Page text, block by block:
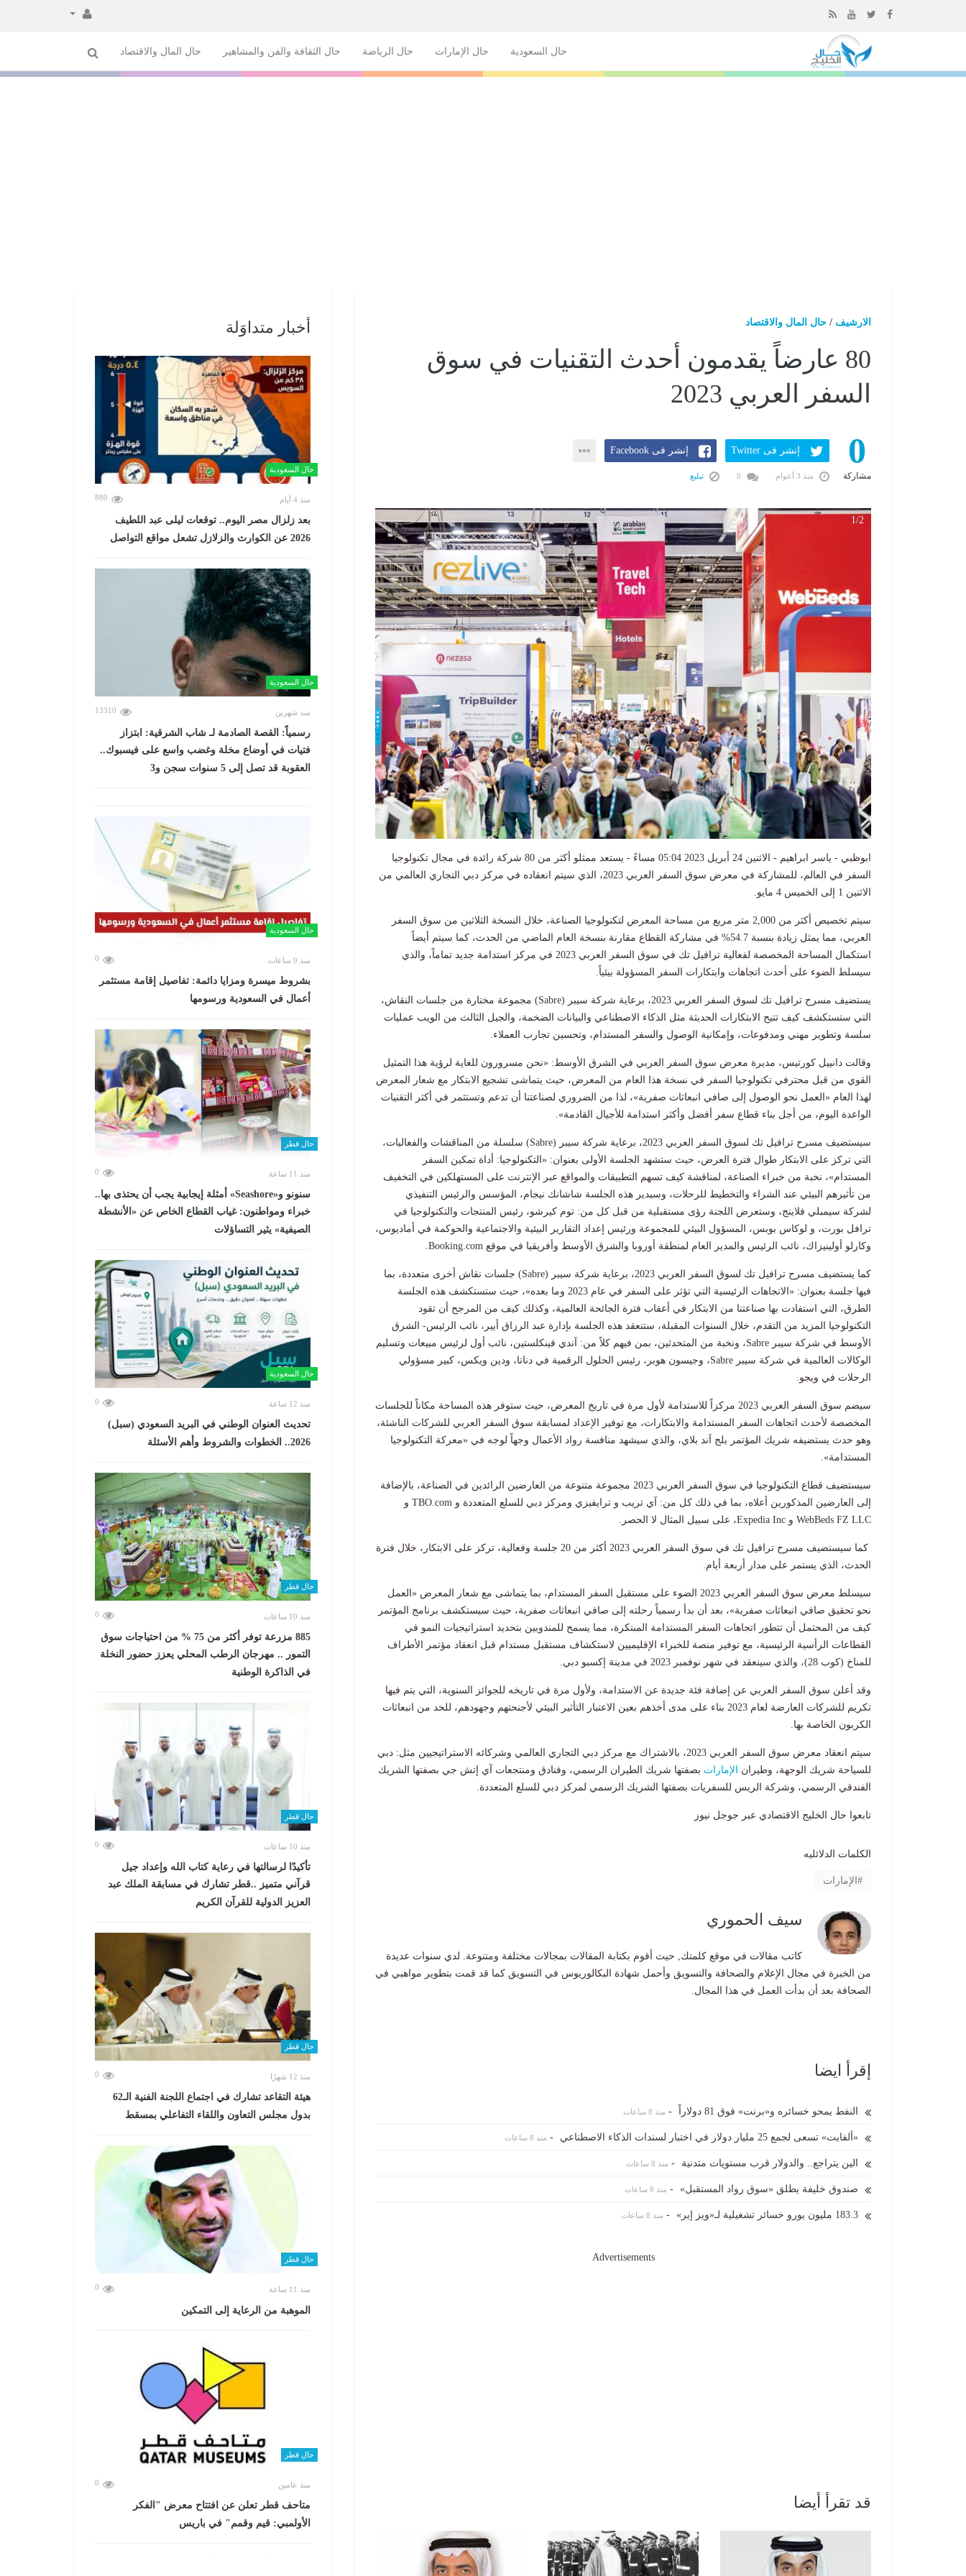
المحتوى
حال السعودية حال الإمارات حال الرياضة حال الثقافة والفن والمشاهير حال المال والاقتصاد
الارشيف / حال المال والاقتصاد
80 عارضاً يقدمون أحدث التقنيات في سوق
السفر العربي 2023
0
مشاركة
إنشر فى Twitter إنشر فى Facebook
منذ 3 أعوام تبليغ
1/2
ابوظبي - ياسر ابراهيم - الاثنين 24 أبريل 2023 05:04 مساءً - يستعد ممثلو أكثر من 80 شركة رائدة في مجال تكنولوجيا
السفر في العالم، للمشاركة في معرض سوق السفر العربي 2023، الذي سيتم انعقاده في مركز دبي التجاري العالمي من
الاثنين 1 إلى الخميس 4 مايو
.
سيتم تخصيص أكثر من 2,000 متر مربع من مساحة المعرض لتكنولوجيا الصناعة، خلال النسخة الثلاثين من سوق السفر
العربي، مما يمثل زيادة بنسبة 54.7% في مشاركة القطاع مقارنة بنسخة العام الماضي من الحدث، كما سيتم أيضاً
استكمال المساحة المخصصة لفعالية ترافيل تك في سوق السفر العربي 2023 في مركز استدامة جديد تماماً، والذي
سيسلط الضوء على أحدث اتجاهات وابتكارات السفر المسؤولة بيئياً.
يستضيف مسرح ترافيل تك لسوق السفر العربي 2023، برعاية شركة سيبر (Sabre)
مجموعة مختارة من جلسات النقاش،
التي ستستكشف كيف تتيح الابتكارات الحديثة مثل الذكاء الاصطناعي والبيانات الضخمة، والجيل الثالث من الويب عمليات
سلسة وتطوير مهني ومدفوعات، وإمكانية الوصول والسفر المستدام، وتحسين تجارب العملاء.
وقالت دانييل كورتيس، مديرة معرض سوق السفر العربي في الشرق الأوسط: «نحن مسرورون للغاية لرؤية هذا التمثيل
القوي من قبل محترفي تكنولوجيا السفر في نسخة هذا العام من المعرض، حيث يتماشى تشجيع الابتكار مع شعار المعرض
لهذا العام «العمل نحو الوصول إلى صافي انبعاثات صفرية»، لذا من الضروري لصناعتنا أن تدعم وتستثمر في أكثر التقنيات
الواعدة اليوم، من أجل بناء قطاع سفر أفضل وأكثر استدامة للأجيال القادمة».
سيستضيف مسرح ترافيل تك لسوق السفر العربي 2023، برعاية شركة سيبر (Sabre)
سلسلة من المناقشات والفعاليات،
التي تركز على الابتكار طوال فترة العرض، حيث ستشهد الجلسة الأولى بعنوان: «التكنولوجيا: أداة تمكين السفر
المستدام»، نخبة من خبراء الصناعة، لمناقشة كيف تسهم التطبيقات والمواقع عبر الإنترنت على المستهلكين في التخفيف
من تأثيرهم البيئي عند الشراء والتخطيط للرحلات، وسيدير هذه الجلسة شاشانك نيجام، المؤسس والرئيس التنفيذي
لشركة سيمبلي فلاينج، وستعرض اللجنة رؤى مستقبلية من قبل كل من: توم كيرشو، رئيس المنتجات والتكنولوجيا في
ترافل بورت، و لوكاس بوبس، المسؤول البيئي للمجموعة ورئيس إعداد التقارير البيئية والاجتماعية والحوكمة في أماديوس،
وكارلو أولينيزاك، نائب الرئيس والمدير العام لمنطقة أوروبا والشرق الأوسط وأفريقيا في موقع Booking.com.
كما يستضيف مسرح ترافيل تك لسوق السفر العربي 2023، برعاية شركة سيبر (Sabre)
جلسات نقاش أخرى متعددة، بما
فيها جلسة بعنوان: «الاتجاهات الرئيسية التي تؤثر على السفر في عام 2023 وما بعده»، حيث ستستكشف هذه الجلسة
الطرق، التي استفادت بها صناعتنا من الابتكار في أعقاب فترة الجائحة العالمية، وكذلك كيف من المرجح أن تقود
التكنولوجيا المزيد من التقدم، خلال السنوات المقبلة، ستنعقد هذه الجلسة بإدارة عبد الرزاق أيير، نائب الرئيس- الشرق
الأوسط في شركة سيبر Sabre، ونخبة من المتحدثين، بمن فيهم كلاً من: آندي فينكلستين، نائب أول لرئيس مبيعات وتسليم
الوكالات العالمية في شركة سيبر Sabre، وجيسون هوبر، رئيس الحلول الرقمية في دناتا، ودين ويكس، كبير مسؤولي
الرحلات في ويجو.
سيضم سوق السفر العربي 2023 مركزاً للاستدامة لأول مرة في تاريخ المعرض، حيث ستوفر هذه المساحة مكاناً للجلسات
المخصصة لأحدث اتجاهات السفر المستدامة والابتكارات، مع توفير الإعداد لمسابقة سوق السفر العربي للشركات الناشئة،
وهو حدث يستضيفه شريك المؤتمر بلج آند بلاي، والذي سيشهد منافسة رواد الأعمال وجهاً لوجه في «معركة التكنولوجيا
المستدامة».
سيستضيف قطاع التكنولوجيا في سوق السفر العربي 2023 مجموعة متنوعة من العارضين الرائدين في الصناعة، بالإضافة
إلى العارضين المذكورين أعلاه، بما في ذلك كل من: آي تريب و ترايفيزي ومركز دبي للسلع المتعددة و TBO.com و
WebBeds FZ LLC و Expedia Inc، على سبيل المثال لا الحصر .
كما سيستضيف مسرح ترافيل تك في سوق السفر العربي 2023 أكثر من 20 جلسة وفعالية، تركز على الابتكار، خلال فترة
الحدث، الذي يستمر على مدار أربعة أيام.
سيسلط معرض سوق السفر العربي 2023 الضوء على مستقبل السفر المستدام، بما يتماشى مع شعار المعرض «العمل
نحو تحقيق صافي انبعاثات صفرية»، بعد أن بدأ رسمياً رحلته إلى صافي انبعاثات صفرية، حيث سيستكشف برنامج المؤتمر
كيف من المحتمل أن تتطور اتجاهات السفر المستدامة المبتكرة، مما يسمح للمندوبين بتحديد استراتيجيات النمو في
القطاعات الرأسية الرئيسية، مع توفير منصة للخبراء الإقليميين لاستكشاف مستقبل مستدام قبل انعقاد مؤتمر الأطراف
للمناخ (كوب 28)، والذي سينعقد في شهر نوفمبر 2023 في مدينة إكسبو دبي
.
وقد أعلن سوق السفر العربي عن إضافة فئة جديدة عن الاستدامة، ولأول مرة في تاريخه للجوائز السنوية، التي يتم فيها
تكريم للشركات العارضة لعام 2023 بناء على مدى أخذهم بعين الاعتبار التأثير البيئي لأجنحتهم وجهودهم، للحد من انبعاثات
الكربون الخاصة بها.
سيتم انعقاد معرض سوق السفر العربي 2023، بالاشتراك مع مركز دبي التجاري العالمي وشركائه الاستراتيجيين مثل: دبي
للسياحة شريك الوجهة، وطيران
الإمارات بصفتها شريك الطيران الرسمي، وفنادق ومنتجعات آي إتش جي بصفتها الشريك
الفندقي الرسمي، وشركة الريس للسفريات بصفتها الشريك الرسمي لمركز دبي للسلع المتعددة.
تابعوا حال الخليج الاقتصادي عبر جوجل نيوز
الكلمات الدلائليه
الإمارات
سيف الحموري
كاتب مقالات في موقع كلمتك, حيث أقوم بكتابة المقالات بمجالات مختلفة ومتنوعة. لدي سنوات عديدة
من الخبرة في مجال الإعلام والصحافة والتسويق وأحمل شهادة البكالوريوس في التسويق كما قد قمت بتطوير مواهبي في
الصحافة بعد أن بدأت العمل في هذا المجال.
إقرأ ايضا
النفط يمحو خسائره و«برنت» فوق 81 دولاراً - منذ 8 ساعات
«ألفابت» تسعى لجمع 25 مليار دولار في اختبار لسندات الذكاء الاصطناعي - منذ 8 ساعات
الين يتراجع.. والدولار قرب مستويات متدنية - منذ 8 ساعات
صندوق خليفة يطلق «سوق رواد المستقبل» - منذ 8 ساعات
- منذ 8 ساعات
Advertisements
قد تقرأ أيضا
أخبار متداوَلة
حال السعودية
منذ 4 أيام 880
بعد زلزال مصر اليوم.. توقعات ليلى عبد اللطيف
2026 عن الكوارث والزلازل تشعل مواقع التواصل
حال السعودية
منذ شهرين 13310
رسمياً: القصة الصادمة لـ شاب الشرقية: ابتزاز
فتيات في أوضاع مخلة وغضب واسع على فيسبوك..
العقوبة قد تصل إلى 5 سنوات سجن و3
حال السعودية
منذ 9 ساعات 0
بشروط ميسرة ومزايا دائمة: تفاصيل إقامة مستثمر
أعمال في السعودية ورسومها
حال قطر
منذ 11 ساعة 0
سنونو و«Seashore» أمثلة إيجابية يجب أن يحتذى بها..
خبراء ومواطنون: غياب القطاع الخاص عن «الأنشطة
الصيفية» يثير التساؤلات
حال السعودية
منذ 12 ساعة 0
تحديث العنوان الوطني في البريد السعودي (سبل)
2026.. الخطوات والشروط وأهم الأسئلة
حال قطر
منذ 10 ساعات 0
885 مزرعة توفر أكثر من 75 % من احتياجات سوق
التمور .. مهرجان الرطب المحلي يعزز حضور النخلة
في الذاكرة الوطنية
حال قطر
منذ 10 ساعات 0
تأكيدًا لرسالتها في رعاية كتاب الله وإعداد جيل
قرآني متميز ..قطر تشارك في مسابقة الملك عبد
العزيز الدولية للقرآن الكريم
حال قطر
منذ 12 شهرًا 0
هيئة التقاعد تشارك في اجتماع اللجنة الفنية الـ62
بدول مجلس التعاون واللقاء التفاعلي بمسقط
حال قطر
منذ 11 ساعة 0
الموهبة من الرعاية إلى التمكين
حال قطر
منذ عامين 0
متاحف قطر تعلن عن افتتاح معرض "الفكر
الأولمبي: قيم وقمم" في باريس